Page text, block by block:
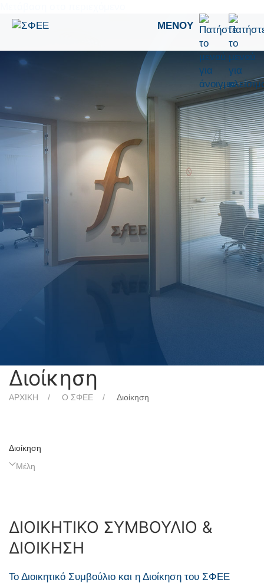
ΜΕΝΟΎ
Διοίκηση
ΑΡΧΙΚΗ Ο ΣΦΕΕ Διοίκηση
ΔΙΟΙΚΗΤΙΚΟ ΣΥΜΒΟΥΛΙΟ &
ΔΙΟΙΚΗΣΗ
Το Διοικητικό Συμβούλιο και η Διοίκηση του ΣΦΕΕ
Διοίκηση
Μέλη